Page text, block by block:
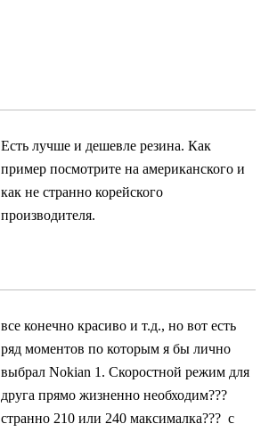
Есть лучше и дешевле резина. Как
пример посмотрите на американского и
как не странно корейского
производителя.
все конечно красиво и т.д., но вот есть
ряд моментов по которым я бы лично
выбрал Nokian 1. Скоростной режим для
друга прямо жизненно необходим???
странно 210 или 240 максималка??? с